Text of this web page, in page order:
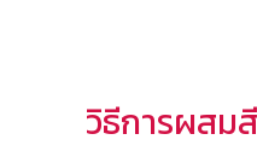
วิธีการผสม